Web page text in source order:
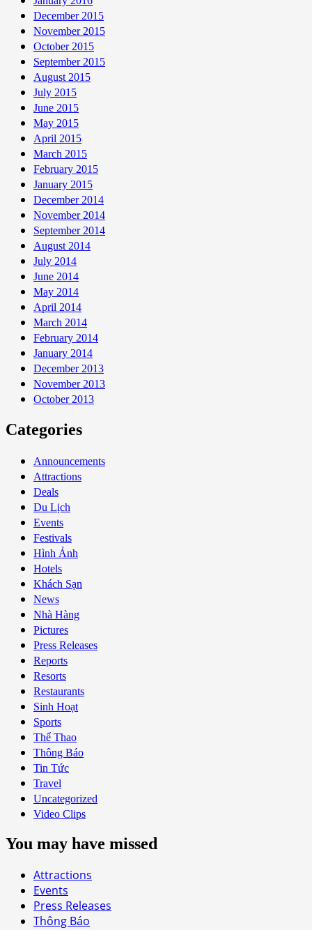
December 2015
November 2015
October 2015
September 2015
August 2015
July 2015
June 2015
May 2015
April 2015
March 2015
February 2015
January 2015
December 2014
November 2014
September 2014
August 2014
July 2014
June 2014
May 2014
April 2014
March 2014
February 2014
January 2014
December 2013
November 2013
October 2013
Categories
Announcements
Attractions
Deals
Du Lịch
Events
Festivals
Hình Ảnh
Hotels
Khách Sạn
News
Nhà Hàng
Pictures
Press Releases
Reports
Resorts
Restaurants
Sinh Hoạt
Sports
Thể Thao
Thông Báo
Tin Tức
Travel
Uncategorized
Video Clips
You may have missed
Attractions
Events
Press Releases
Thông Báo